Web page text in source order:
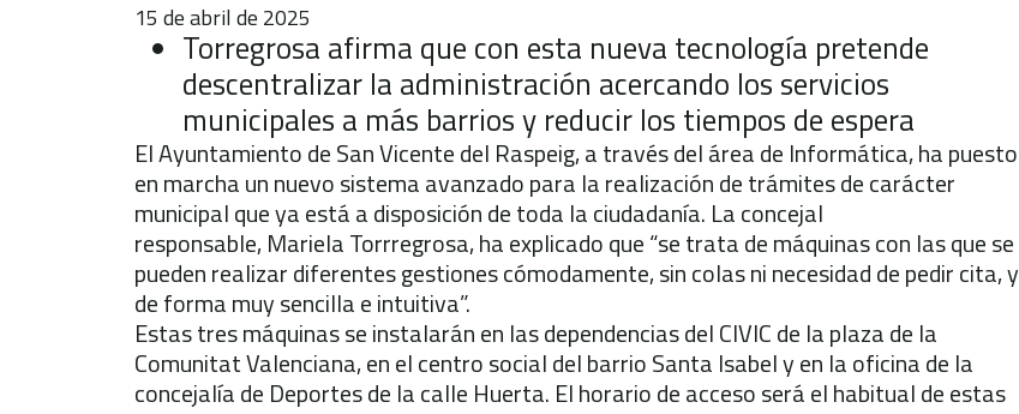
15 de abril de 2025
Torregrosa afirma que con esta nueva tecnología pretende
descentralizar la administración acercando los servicios
municipales a más barrios y reducir los tiempos de espera
El Ayuntamiento de San Vicente del Raspeig, a través del área de Informática, ha puesto
en marcha un nuevo sistema avanzado para la realización de trámites de carácter
municipal que ya está a disposición de toda la ciudadanía. La concejal
responsable, Mariela Torrregrosa, ha explicado que “se trata de máquinas con las que se
pueden realizar diferentes gestiones cómodamente, sin colas ni necesidad de pedir cita, y
de forma muy sencilla e intuitiva”.
Estas tres máquinas se instalarán en las dependencias del CIVIC de la plaza de la
Comunitat Valenciana, en el centro social del barrio Santa Isabel y en la oficina de la
concejalía de Deportes de la calle Huerta. El horario de acceso será el habitual de estas